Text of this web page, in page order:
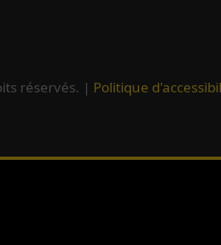
réservés. | Politique